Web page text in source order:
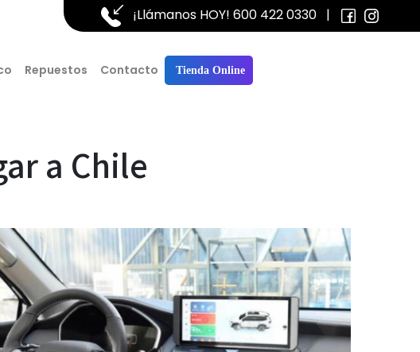
¡Llámanos HOY! 600 422 0330 |
Repuestos Contacto Tienda Online
a Chile